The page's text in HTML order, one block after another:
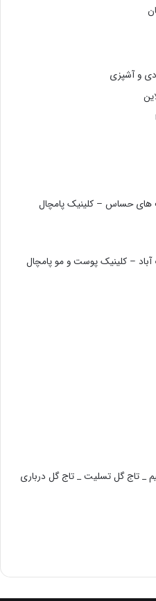
و آشپزی
های حساس – کلینیک پامچال
– کلینیک پوست و مو پامچال
_ تاج گل تسلیت _ تاج گل درباری